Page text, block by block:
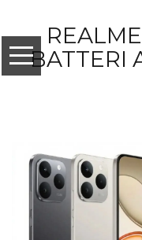
BATTERI